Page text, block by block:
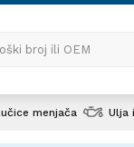
broj ili OEM
menjača Ulja